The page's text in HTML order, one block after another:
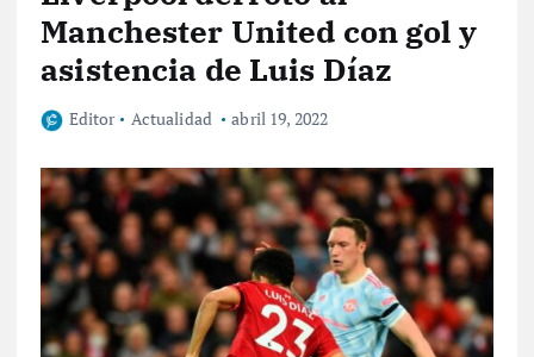
Manchester United con gol y
asistencia de Luis Díaz
Editor Actualidad abril 19, 2022